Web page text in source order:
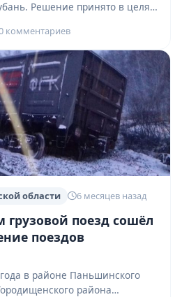
Решение принято в целях
во…
комментариев
области 6 месяцев назад
грузовой поезд сошёл
поездов
в районе Паньшинского
района